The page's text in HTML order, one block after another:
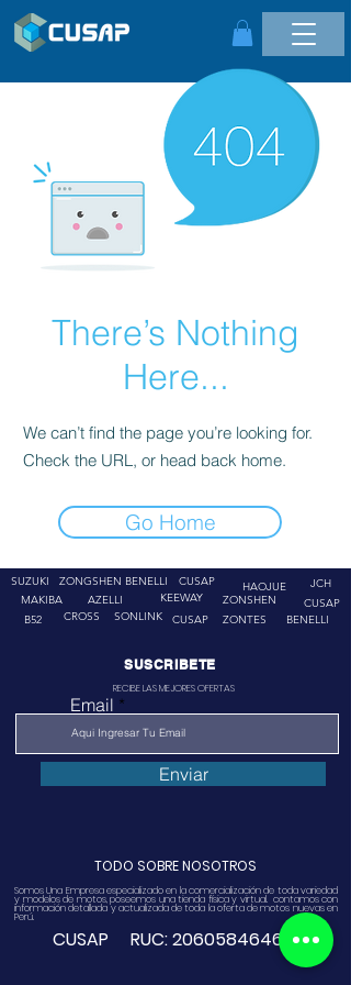
There’s Nothing
Here...
We can’t find the page you’re looking for.
Check the URL, or head back home.
Go Home
SUZUKI
ZONGSHEN
MAKIBA
AZELLI
BENELLI
CUSAP
KEEWAY
B52
CROSS SONLINK CUSAP
HAOJUE
JCH
ZONSHEN
ZONTES
CUSAP
BENELLI
SUSCRIBETE
RECIBE LAS MEJORES OFERTAS
Email
Enviar
TODO SOBRE NOSOTROS
Somos Una Empresa especializado en la comercialización de toda variedad
y modelos de motos, poseemos una tienda física y virtual. contamos con
información detallada y actualizada de toda la oferta de motos nuevas en
Perú.
CUSAP RUC:20605846468